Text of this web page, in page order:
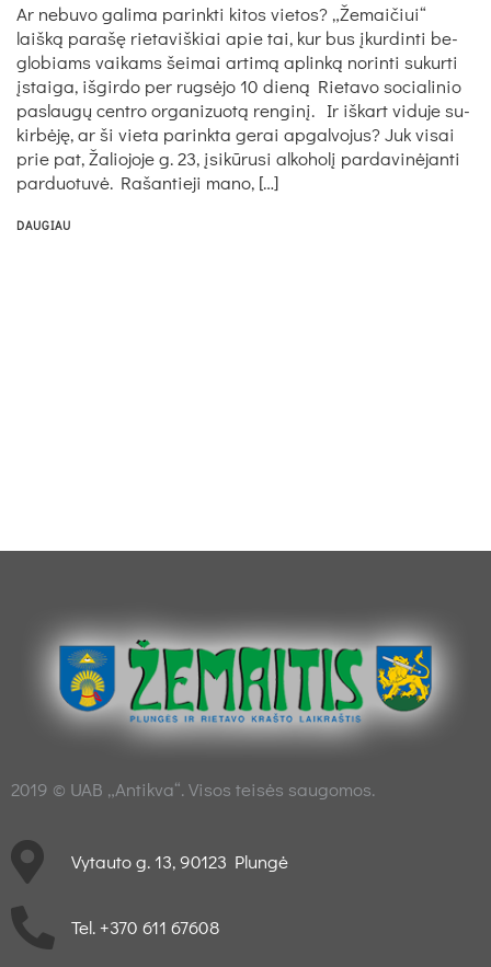
Ar ne­bu­vo ga­li­ma pa­rink­ti ki­tos vie­tos? „Že­mai­čiui“
laišką pa­rašę rie­ta­viš­kiai apie tai, kur bus įkur­din­ti be­
glo­biams vai­kams šei­mai ar­timą ap­linką no­rin­ti su­kur­ti
įstai­ga, iš­gir­do per rugsė­jo 10 dieną Rie­ta­vo so­cia­li­nio
pa­slaugų cent­ro or­ga­ni­zuotą ren­ginį. Ir iš­kart vi­du­je su­
kirbėję, ar ši vie­ta pa­rink­ta ge­rai ap­gal­vo­jus? Juk vi­sai
prie pat, Ža­lio­jo­je g. 23, įsikū­ru­si al­ko­holį par­da­vinė­jan­ti
par­duo­tuvė. Ra­šan­tie­ji ma­no, […]
DAUGIAU
2019 © UAB „Antikva“. Visos teisės saugomos.
Vytauto g. 13, 90123 Plungė
Tel. +370 611 67608